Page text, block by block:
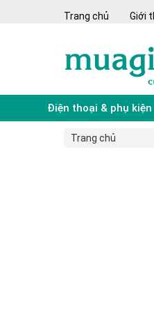
Trang chủ Giới
Điện thoại & phụ kiện
Trang chủ